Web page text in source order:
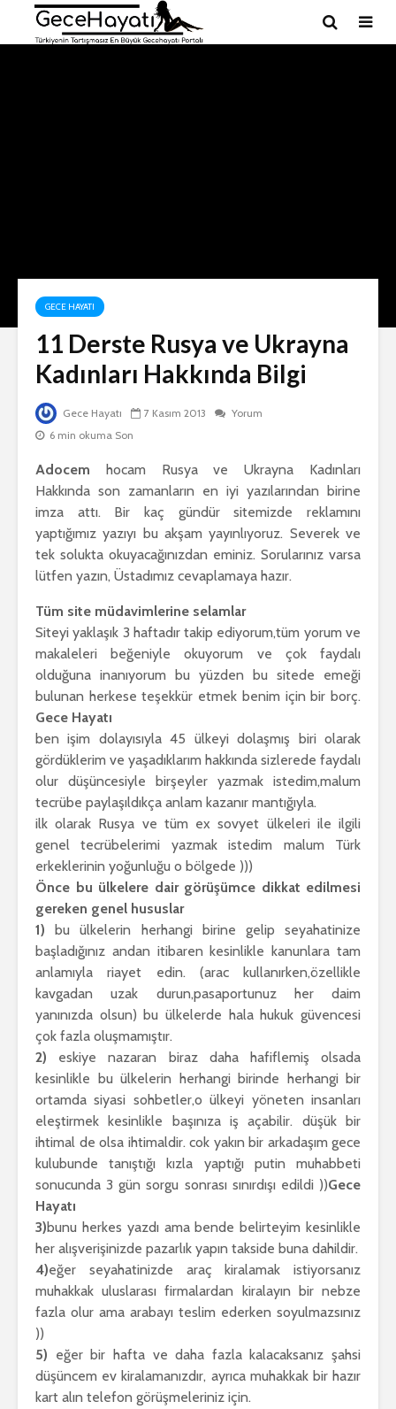
GECE HAYATI
11 Derste Rusya ve Ukrayna
Kadınları Hakkında Bilgi
Gece Hayatı 7 Kasım 2013
Yorum
6 min okuma Son
Adocem hocam Rusya ve Ukrayna Kadınları
Hakkında son zamanların en iyi yazılarından birine
imza attı. Bir kaç gündür sitemizde reklamını
yaptığımız yazıyı bu akşam yayınlıyoruz. Severek ve
tek solukta okuyacağınızdan eminiz. Sorularınız varsa
lütfen yazın, Üstadımız cevaplamaya hazır.
Tüm site müdavimlerine selamlar
Siteyi yaklaşık 3 haftadır takip ediyorum,tüm yorum ve
makaleleri beğeniyle okuyorum ve çok faydalı
olduğuna inanıyorum bu yüzden bu sitede emeği
bulunan herkese teşekkür etmek benim için bir borç.
Gece Hayatı
ben işim dolayısıyla 45 ülkeyi dolaşmış biri olarak
gördüklerim ve yaşadıklarım hakkında sizlerede faydalı
olur düşüncesiyle birşeyler yazmak istedim,malum
tecrübe paylaşıldıkça anlam kazanır mantığıyla.
ilk olarak Rusya ve tüm ex sovyet ülkeleri ile ilgili
genel tecrübelerimi yazmak istedim malum Türk
erkeklerinin yoğunluğu o bölgede )))
Önce bu ülkelere dair görüşümce dikkat edilmesi
gereken genel hususlar
1) bu ülkelerin herhangi birine gelip seyahatinize
başladığınız andan itibaren kesinlikle kanunlara tam
anlamıyla riayet edin. (arac kullanırken,özellikle
kavgadan uzak durun,pasaportunuz her daim
yanınızda olsun) bu ülkelerde hala hukuk güvencesi
çok fazla oluşmamıştır.
2) eskiye nazaran biraz daha hafiflemiş olsada
kesinlikle bu ülkelerin herhangi birinde herhangi bir
ortamda siyasi sohbetler,o ülkeyi yöneten insanları
eleştirmek kesinlikle başınıza iş açabilir. düşük bir
ihtimal de olsa ihtimaldir. cok yakın bir arkadaşım gece
kulubunde tanıştığı kızla yaptığı putin muhabbeti
sonucunda 3 gün sorgu sonrası sınırdışı edildi ))Gece
Hayatı
3)bunu herkes yazdı ama bende belirteyim kesinlikle
her alışverişinizde pazarlık yapın takside buna dahildir.
4)eğer seyahatinizde araç kiralamak istiyorsanız
muhakkak uluslarası firmalardan kiralayın bir nebze
fazla olur ama arabayı teslim ederken soyulmazsınız
))
5) eğer bir hafta ve daha fazla kalacaksanız şahsi
düşüncem ev kiralamanızdır, ayrıca muhakkak bir hazır
kart alın telefon görüşmeleriniz için.